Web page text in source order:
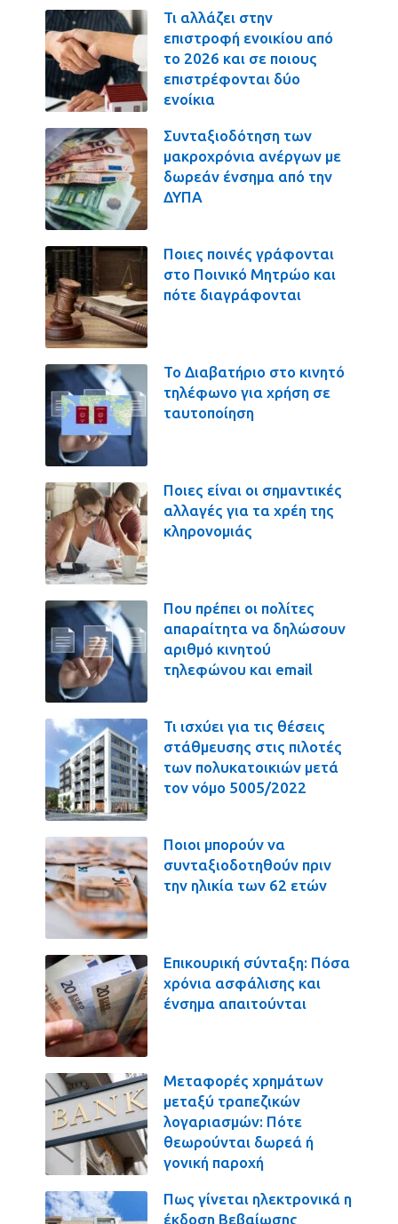
Τι αλλάζει στην
επιστροφή ενοικίου από
το 2026 και σε ποιους
επιστρέφονται δύο
ενοίκια
Συνταξιοδότηση των
μακροχρόνια ανέργων με
δωρεάν ένσημα από την
ΔΥΠΑ
Ποιες ποινές γράφονται
στο Ποινικό Μητρώο και
πότε διαγράφονται
Το Διαβατήριο στο κινητό
τηλέφωνο για χρήση σε
ταυτοποίηση
Ποιες είναι οι σημαντικές
αλλαγές για τα χρέη της
κληρονομιάς
Που πρέπει οι πολίτες
απαραίτητα να δηλώσουν
αριθμό κινητού
τηλεφώνου και email
Τι ισχύει για τις θέσεις
στάθμευσης στις πιλοτές
των πολυκατοικιών μετά
τον νόμο 5005/2022
Ποιοι μπορούν να
συνταξιοδοτηθούν πριν
την ηλικία των 62 ετών
Επικουρική σύνταξη: Πόσα
χρόνια ασφάλισης και
ένσημα απαιτούνται
Μεταφορές χρημάτων
μεταξύ τραπεζικών
λογαριασμών: Πότε
θεωρούνται δωρεά ή
γονική παροχή
Πως γίνεται ηλεκτρονικά η
έκδοση Βεβαίωσης